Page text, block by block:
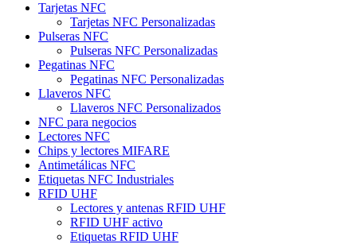
Tarjetas NFC
Tarjetas NFC Personalizadas
Pulseras NFC
Pulseras NFC Personalizadas
Pegatinas NFC
Pegatinas NFC Personalizadas
Llaveros NFC
Llaveros NFC Personalizados
NFC para negocios
Lectores NFC
Chips y lectores MIFARE
Antimetálicas NFC
Etiquetas NFC Industriales
RFID UHF
Lectores y antenas RFID UHF
RFID UHF activo
Etiquetas RFID UHF